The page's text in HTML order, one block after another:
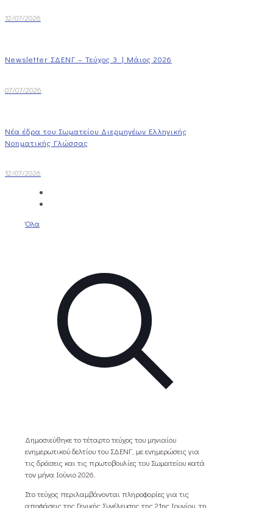
12/07/2026
Newsletter ΣΔΕΝΓ – Τεύχος 3 | Μάιος 2026
07/07/2026
Νέα έδρα του Σωματείου Διερμηνέων Ελληνικής
Νοηματικής Γλώσσας
12/07/2026
Όλα
Δημοσιεύθηκε το τέταρτο τεύχος του μηνιαίου
ενημερωτικού δελτίου του ΣΔΕΝΓ, με ενημερώσεις για
τις δράσεις και τις πρωτοβουλίες του Σωματείου κατά
τον μήνα Ιούνιο 2026.
Στο τεύχος περιλαμβάνονται πληροφορίες για τις
αποφάσεις της Γενικής Συνέλευσης της 21ης Ιουνίου, τη